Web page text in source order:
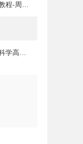
周铭孙
琴家秦川